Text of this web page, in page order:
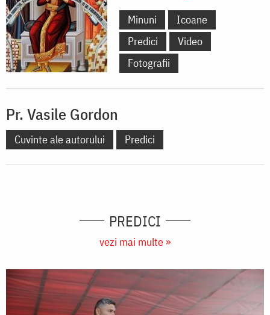
Minuni
Icoane
Predici
Video
Fotografii
Pr. Vasile Gordon
Cuvinte ale autorului Predici
PREDICI
vezi mai multe »